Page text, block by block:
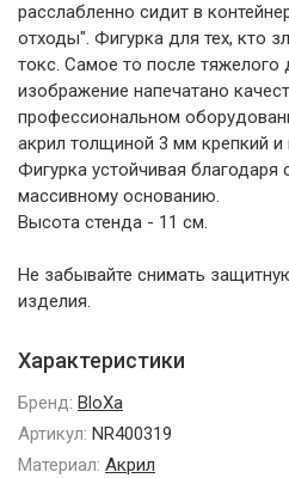
расслабленно сидит в
отходы". Фигурка для тех, кто
токс. Самое то после тяжелого
изображение напечатано
профессиональном
акрил толщиной 3 мм крепкий
Фигурка устойчивая
массивному основанию.
Высота стенда - 11 см.
Не забывайте снимать
изделия.
Характеристики
Бренд: BloXa
Артикул: NR400319
Материал: Акрил